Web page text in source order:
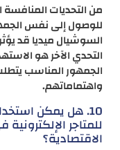
من التحديات المنافسة
للوصول إلى نفس
السوشيال ميديا قد
التحدي الآخر هو
الجمهور المناسب
واهتماماتهم.
10. هل يمكن
للمتاجر
الاقتصادية؟